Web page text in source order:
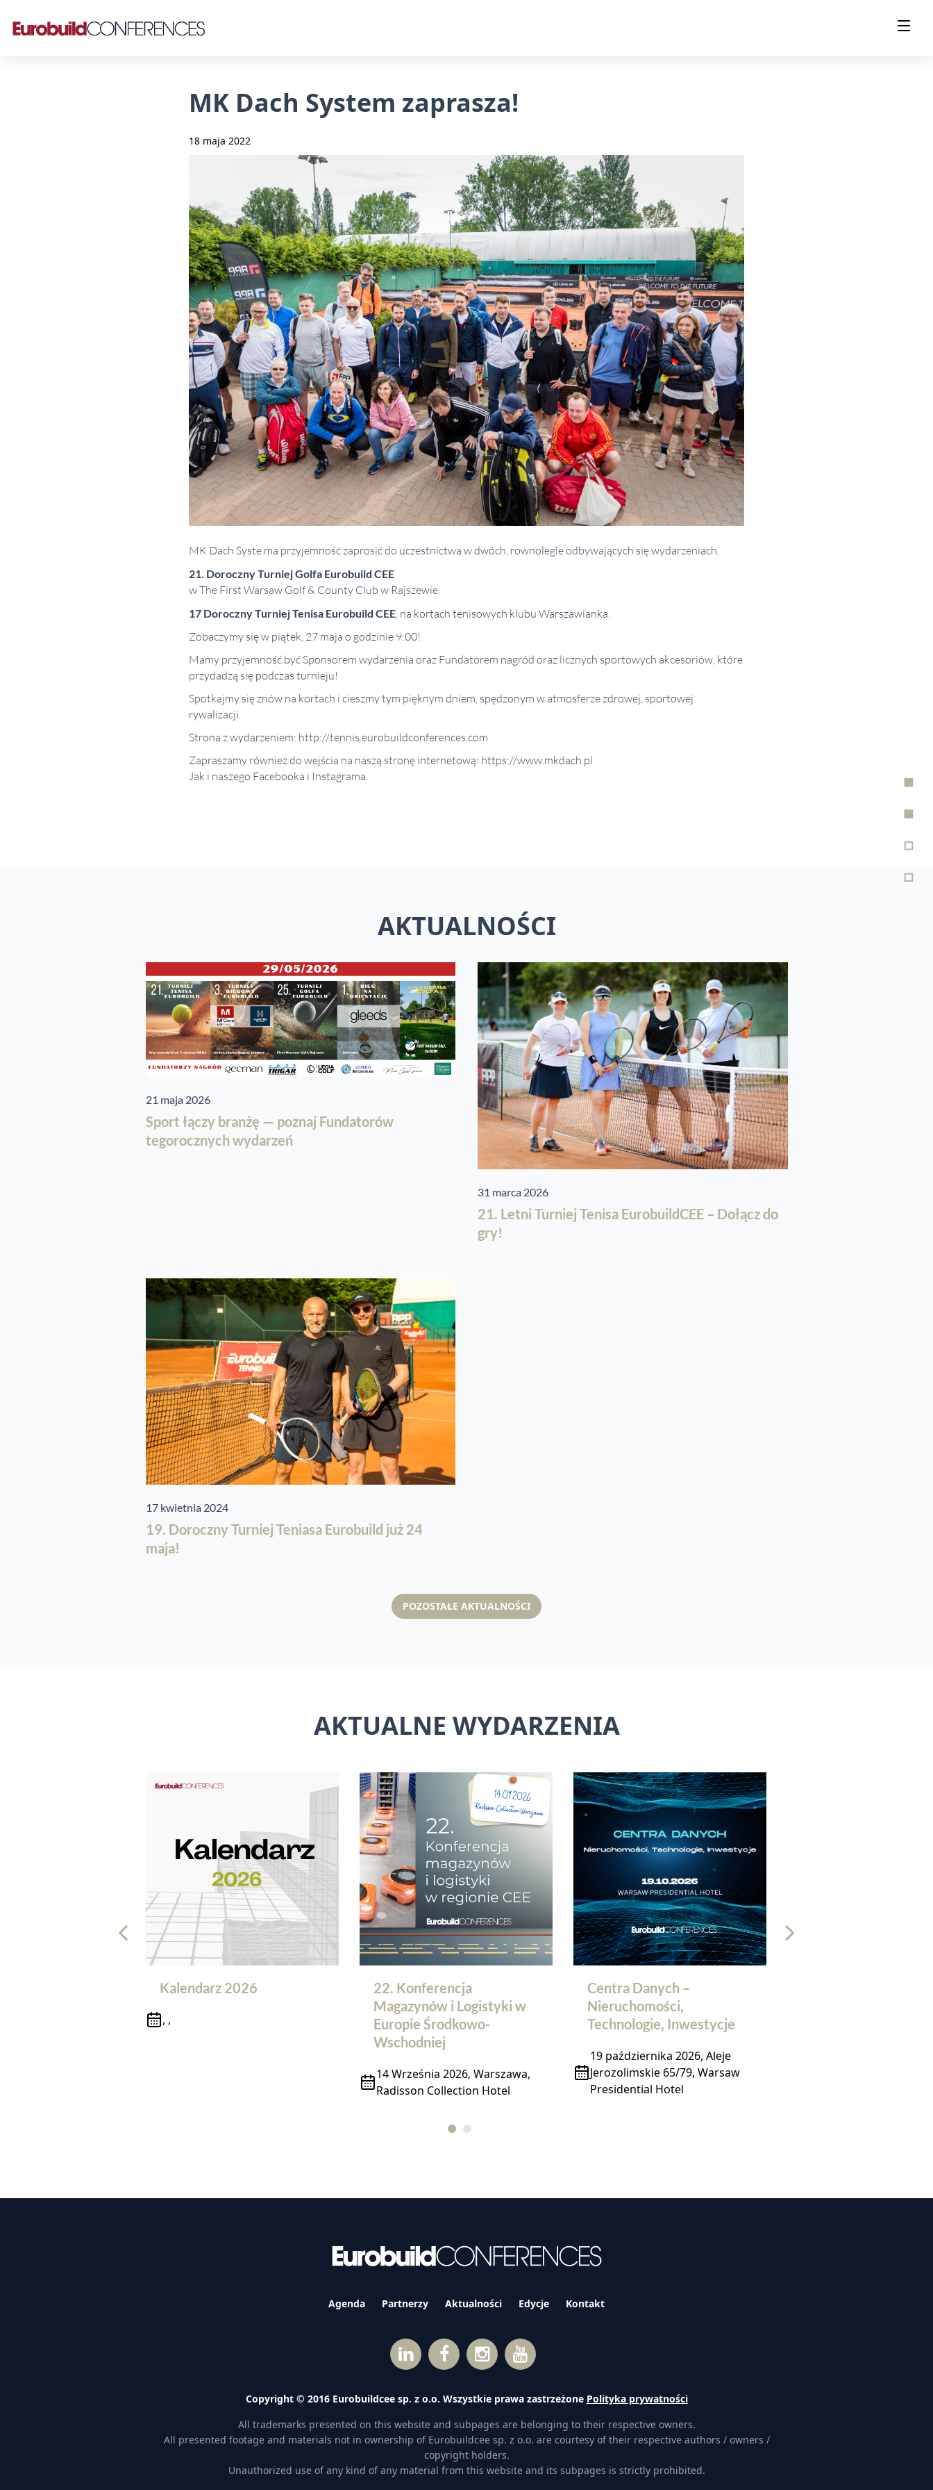
MK Dach System zaprasza!
18 maja 2022
MK Dach Syste ma przyjemność zaprosić do uczestnictwa w dwóch, rownolegle odbywających się wydarzeniach.
21. Doroczny Turniej Golfa Eurobuild CEE
w The First Warsaw Golf & County Club w Rajszewie.
17 Doroczny Turniej Tenisa Eurobuild CEE , na kortach tenisowych klubu Warszawianka.
Zobaczymy się w piątek, 27 maja o godzinie 9:00!
Mamy przyjemność być Sponsorem wydarzenia oraz Fundatorem nagród oraz licznych sportowych akcesoriów, które
przydadzą się podczas turnieju!
Spotkajmy się znów na kortach i cieszmy tym pięknym dniem, spędzonym w atmosferze zdrowej, sportowej
rywalizacji.
Strona z wydarzeniem: http://tennis.eurobuildconferences.com
Zapraszamy również do wejścia na naszą stronę internetową: https://www.mkdach.pl
Jak i naszego Facebooka i Instagrama.
AKTUALNOŚCI
21 maja 2026
Sport łączy branżę — poznaj Fundatorów
tegorocznych wydarzeń
31 marca 2026
21. Letni Turniej Tenisa EurobuildCEE – Dołącz do
gry!
17 kwietnia 2024
19. Doroczny Turniej Teniasa Eurobuild już 24
maja!
POZOSTAŁE AKTUALNOŚCI
AKTUALNE WYDARZENIA
Kalendarz 2026
, ,
22. Konferencja
Magazynów i Logistyki w
Europie Środkowo-
Wschodniej
14 Września 2026, Warszawa,
Radisson Collection Hotel
Centra Danych –
Nieruchomości,
Technologie, Inwestycje
19 października 2026, Aleje
Jerozolimskie 65/79, Warsaw
Presidential Hotel
Agenda Partnerzy Aktualności Edycje Kontakt
Copyright © 2016 Eurobuildcee sp. z o.o. Wszystkie prawa zastrzeżone Polityka prywatności
All trademarks presented on this website and subpages are belonging to their respective owners.
All presented footage and materials not in ownership of Eurobuildcee sp. z o.o. are courtesy of their respective authors / owners /
copyright holders.
Unauthorized use of any kind of any material from this website and its subpages is strictly prohibited.